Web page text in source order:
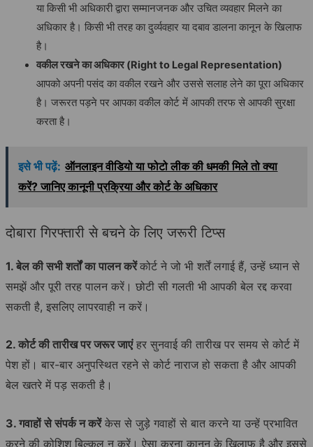
या किसी भी अधिकारी द्वारा सम्मानजनक और उचित व्यवहार मिलने का
अधिकार है। किसी भी तरह का दुर्व्यवहार या दबाव डालना कानून के खिलाफ
है।
वकील रखने का अधिकार (Right to Legal Representation)
आपको अपनी पसंद का वकील रखने और उससे सलाह लेने का पूरा अधिकार
है। जरूरत पड़ने पर आपका वकील कोर्ट में आपकी तरफ से आपकी सुरक्षा
करता है।
इसे भी पढ़ें: ऑनलाइन वीडियो या फोटो लीक की धमकी मिले तो क्या
करें? जानिए कानूनी प्रक्रिया और कोर्ट के अधिकार
दोबारा गिरफ्तारी से बचने के लिए जरूरी टिप्स
1. बेल की सभी शर्तों का पालन करेंकोर्ट ने जो भी शर्तें लगाई हैं, उन्हें ध्यान से
समझें और पूरी तरह पालन करें। छोटी सी गलती भी आपकी बेल रद्द करवा
सकती है, इसलिए लापरवाही न करें।
2. कोर्ट की तारीख पर जरूर जाएंहर सुनवाई की तारीख पर समय से कोर्ट में
पेश हों। बार-बार अनुपस्थित रहने से कोर्ट नाराज हो सकता है और आपकी
बेल खतरे में पड़ सकती है।
3. गवाहों से संपर्क न करेंकेस से जुड़े गवाहों से बात करने या उन्हें प्रभावित
करने की कोशिश बिल्कुल न करें। ऐसा करना कानून के खिलाफ है और इससे